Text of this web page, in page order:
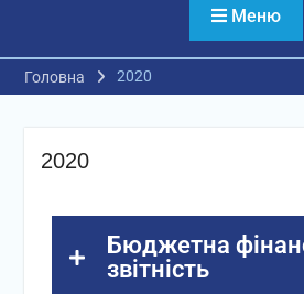
Меню
Головна 2020
2020
Бюджетна
звітність